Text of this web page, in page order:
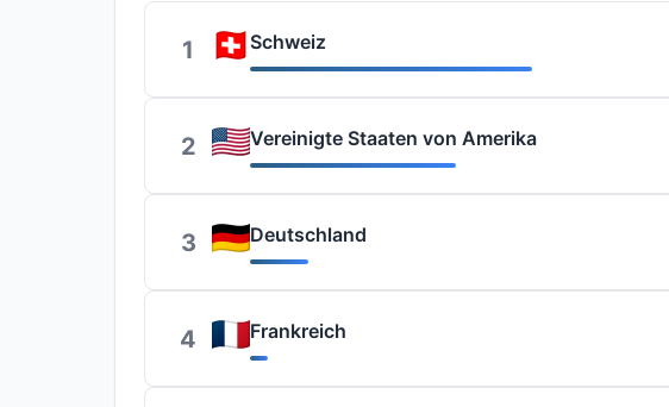
1 Schweiz
2 Vereinigte Staaten von Amerika
3 Deutschland
4 Frankreich